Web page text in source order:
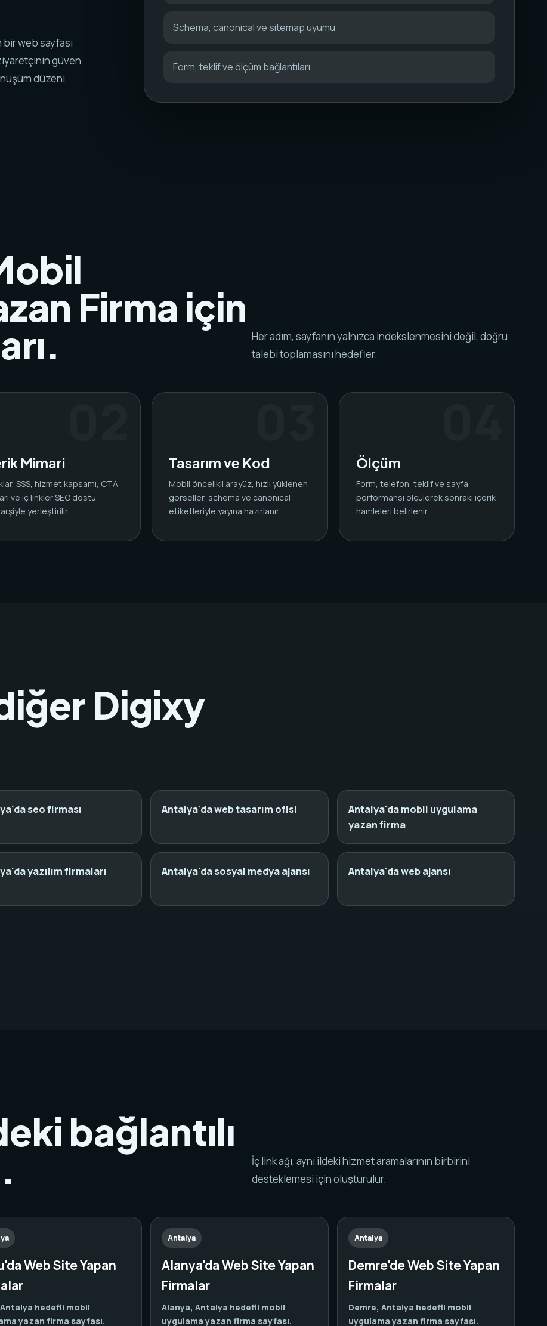
web sayfası
güven
düzeni
Schema, canonical ve sitemap uyumu
Form, teklif ve ölçüm bağlantıları
Firma için
Her adım, sayfanın yalnızca indekslenmesini değil, doğru
talebi toplamasını hedefler.
Mimari
SSS, hizmet kapsamı, CTA
ve iç linkler SEO dostu
yerleştirilir.
Tasarım ve Kod
Mobil öncelikli arayüz, hızlı yüklenen
görseller, schema ve canonical
etiketleriyle yayına hazırlanır.
Ölçüm
Form, telefon, teklif ve sayfa
performansı ölçülerek sonraki içerik
hamleleri belirlenir.
Digixy
seo firması Antalya'da web tasarım ofisi
Antalya'da mobil uygulama
yazan firma
yazılım firmaları Antalya'da sosyal medya ajansı Antalya'da web ajansı
bağlantılı
İç link ağı, aynı ildeki hizmet aramalarının birbirini
desteklemesi için oluşturulur.
Web Site Yapan
hedefli mobil
yazan firma sayfası.
Antalya
Alanya'da Web Site Yapan
Firmalar
Alanya, Antalya hedefli mobil
uygulama yazan firma sayfası.
Antalya
Demre'de Web Site Yapan
Firmalar
Demre, Antalya hedefli mobil
uygulama yazan firma sayfası.